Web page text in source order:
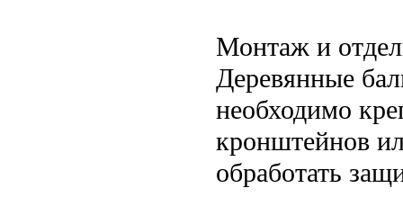
Монтаж и
Деревянные
необходимо
кронштейнов
обработать